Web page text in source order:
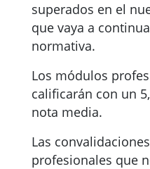
superados en el
que vaya a
normativa.
Los módulos
calificarán con un
nota media.
Las
profesionales que